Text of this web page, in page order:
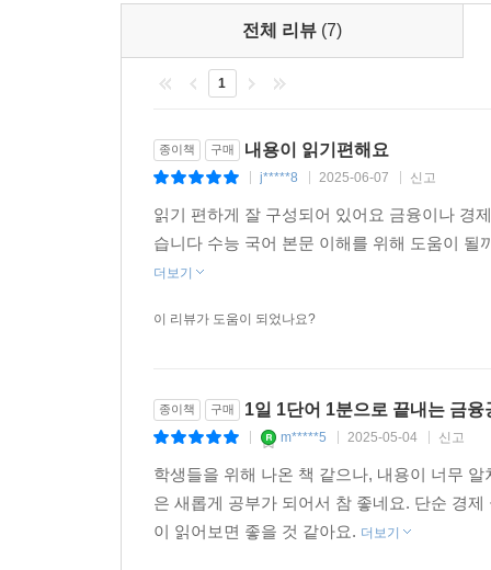
돈과 경제에 대한 올바른 가치관을 심어주고 합
금융교육을 위한 든든한 안내서가 되어줄 것이다.
전체 리뷰 (7)
1
종이책 구매 내용이 읽기편해요
j*****8 2025-06-07 신고
읽기 편하게 잘 구성되어 있어요 금융이나 경
습니다 수능 국어 본문 이해를 위해 도움이
더보기
이 리뷰가 도움이 되었나요?
종이책 구매 1일 1단어 1분으로 끝내는 금융
m*****5 2025-05-04 신고
학생들을 위해 나온 책 같으나, 내용이 너무
은 새롭게 공부가 되어서 참 좋네요. 단순 경
이 읽어보면 좋을 것 같아요. 더보기